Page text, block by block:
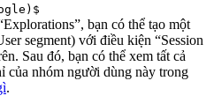
bạn có thể tạo một
segment) với điều kiện “Session
Sau đó, bạn có thể xem tất cả
của nhóm người dùng này trong
.